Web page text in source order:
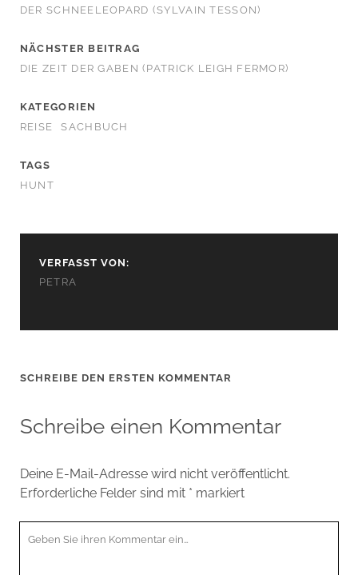
DER SCHNEELEOPARD (SYLVAIN TESSON)
NÄCHSTER BEITRAG
DIE ZEIT DER GABEN (PATRICK LEIGH FERMOR)
KATEGORIEN
REISE
SACHBUCH
TAGS
HUNT
VERFASST VON:
PETRA
SCHREIBE DEN ERSTEN KOMMENTAR
Schreibe einen Kommentar
Deine E-Mail-Adresse wird nicht veröffentlicht.
Erforderliche Felder sind mit * markiert